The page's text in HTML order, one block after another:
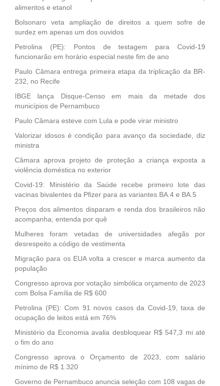
alimentos e etanol
Bolsonaro veta ampliação de direitos a quem sofre de
surdez em apenas um dos ouvidos
Petrolina (PE): Pontos de testagem para Covid-19
funcionarão em horário especial neste fim de ano
Paulo Câmara entrega primeira etapa da triplicação da BR-
232, no Recife
IBGE lança Disque-Censo em mais da metade dos
municípios de Pernambuco
Paulo Câmara esteve com Lula e pode virar ministro
Valorizar idosos é condição para avanço da sociedade, diz
ministra
Câmara aprova projeto de proteção a criança exposta a
violência doméstica no exterior
Covid-19: Ministério da Saúde recebe primeiro lote das
vacinas bivalentes da Pfizer para as variantes BA.4 e BA.5
Preços dos alimentos disparam e renda dos brasileiros não
acompanha; entenda por quê
Mulheres foram vetadas de universidades afegãs por
desrespeito a código de vestimenta
Migração para os EUA volta a crescer e marca aumento da
população
Congresso aprova por votação simbólica orçamento de 2023
com Bolsa Família de R$ 600
Petrolina (PE): Com 91 novos casos da Covid-19, taxa de
ocupação de leitos está em 76%
Ministério da Economia avalia desbloquear R$ 547,3 mi até
o fim do ano
Congresso aprova o Orçamento de 2023, com salário
mínimo de R$ 1.320
Governo de Pernambuco anuncia seleção com 108 vagas de